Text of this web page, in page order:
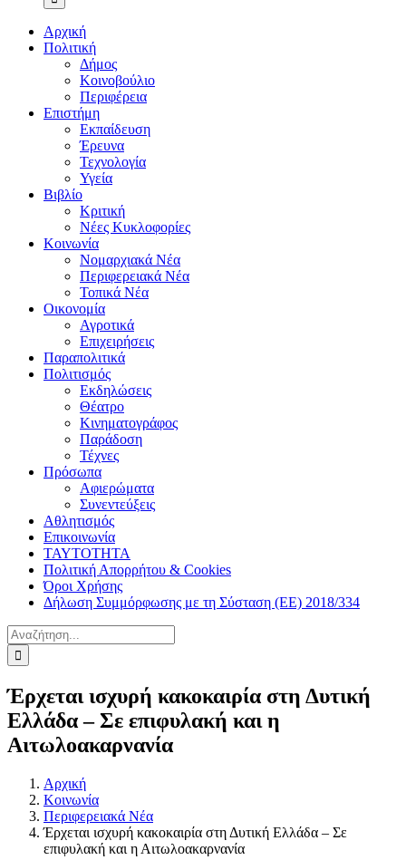
Αρχική
Πολιτική
Δήμος
Κοινοβούλιο
Περιφέρεια
Επιστήμη
Εκπαίδευση
Έρευνα
Τεχνολογία
Υγεία
Βιβλίο
Κριτική
Νέες Κυκλοφορίες
Κοινωνία
Νομαρχιακά Νέα
Περιφερειακά Νέα
Τοπικά Νέα
Οικονομία
Αγροτικά
Επιχειρήσεις
Παραπολιτικά
Πολιτισμός
Εκδηλώσεις
Θέατρο
Κινηματογράφος
Παράδοση
Τέχνες
Πρόσωπα
Αφιερώματα
Συνεντεύξεις
Αθλητισμός
Επικοινωνία
ΤΑΥΤΟΤΗΤΑ
Πολιτική Απορρήτου & Cookies
Όροι Χρήσης
Δήλωση Συμμόρφωσης με τη Σύσταση (ΕΕ) 2018/334
Αναζήτηση
για:
Έρχεται ισχυρή κακοκαιρία στη Δυτική
Ελλάδα – Σε επιφυλακή και η
Αιτωλοακαρνανία
Αρχική
Κοινωνία
Περιφερειακά Νέα
Έρχεται ισχυρή κακοκαιρία στη Δυτική Ελλάδα – Σε
επιφυλακή και η Αιτωλοακαρνανία